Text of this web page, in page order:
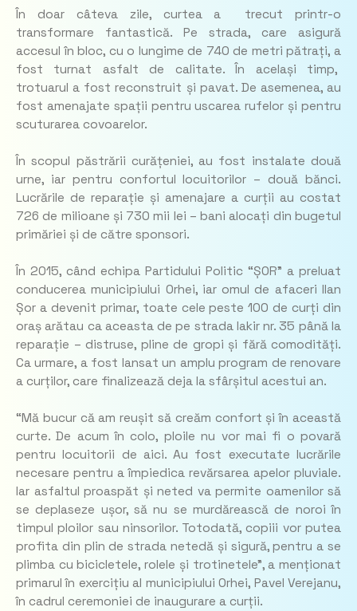
În doar câteva zile, curtea a trecut printr-o
transformare fantastică. Pe strada, care asigură
accesul în bloc, cu o lungime de 740 de metri pătrați, a
fost turnat asfalt de calitate. În același timp,
trotuarul a fost reconstruit și pavat. De asemenea, au
fost amenajate spații pentru uscarea rufelor și pentru
scuturarea covoarelor.
În scopul păstrării curățeniei, au fost instalate două
urne, iar pentru confortul locuitorilor – două bănci.
Lucrările de reparație și amenajare a curții au costat
726 de milioane și 730 mii lei – bani alocați din bugetul
primăriei și de către sponsori.
În 2015, când echipa Partidului Politic “ȘOR” a preluat
conducerea municipiului Orhei, iar omul de afaceri Ilan
Șor a devenit primar, toate cele peste 100 de curți din
oraș arătau ca aceasta de pe strada Iakir nr. 35 până la
reparație – distruse, pline de gropi și fără comodități.
Ca urmare, a fost lansat un amplu program de renovare
a curților, care finalizează deja la sfârșitul acestui an.
“Mă bucur că am reușit să creăm confort și în această
curte. De acum în colo, ploile nu vor mai fi o povară
pentru locuitorii de aici. Au fost executate lucrările
necesare pentru a împiedica revărsarea apelor pluviale.
Iar asfaltul proaspăt și neted va permite oamenilor să
se deplaseze ușor, să nu se murdărească de noroi în
timpul ploilor sau ninsorilor. Totodată, copiii vor putea
profita din plin de strada netedă și sigură, pentru a se
plimba cu bicicletele, rolele și trotinetele”, a menționat
primarul în exercițiu al municipiului Orhei, Pavel Verejanu,
în cadrul ceremoniei de inaugurare a curții.